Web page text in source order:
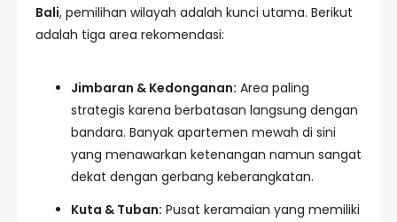
Bali, pemilihan wilayah adalah kunci utama. Berikut
adalah tiga area rekomendasi:
Jimbaran & Kedonganan: Area paling
strategis karena berbatasan langsung dengan
bandara. Banyak apartemen mewah di sini
yang menawarkan ketenangan namun sangat
dekat dengan gerbang keberangkatan.
Kuta & Tuban: Pusat keramaian yang memiliki